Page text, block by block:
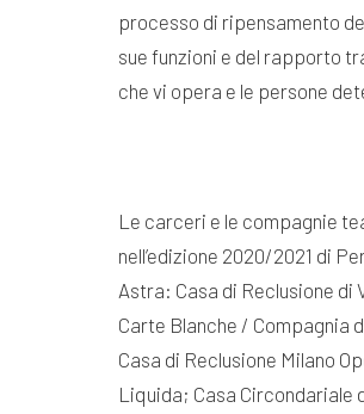
processo di ripensamento
sue funzioni e del rapporto
che vi opera e le persone
Le carceri e le compagnie
nell’edizione 2020/2021 di
Astra: Casa di Reclusione di
Carte Blanche / Compagnia
Casa di Reclusione Milano
Liquida; Casa Circondariale